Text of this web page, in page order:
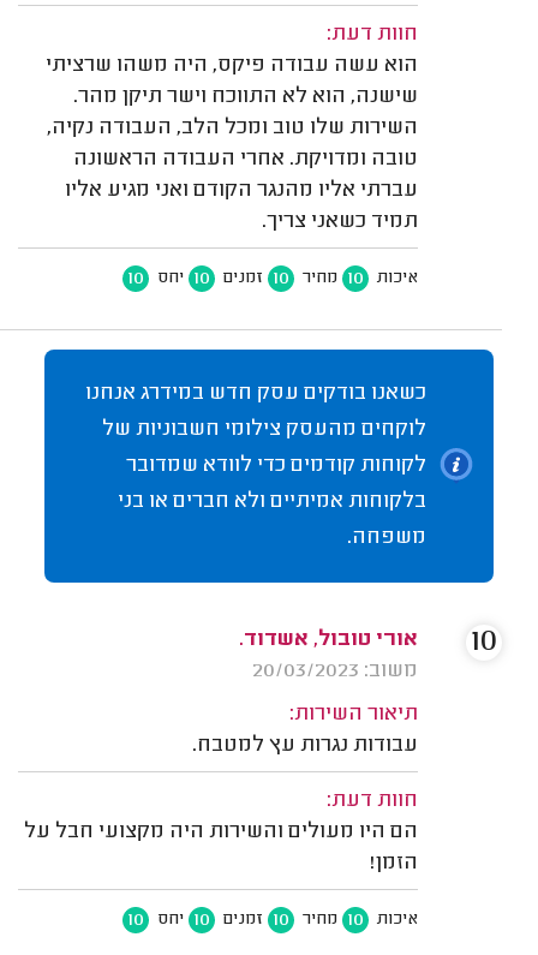
חוות דעת:
הוא עשה עבודה פיקס, היה משהו שרציתי
שישנה, הוא לא התווכח וישר תיקן מהר.
השירות שלו טוב ומכל הלב, העבודה נקיה,
טובה ומדויקת. אחרי העבודה הראשונה
עברתי אליו מהנגר הקודם ואני מגיע אליו
תמיד כשאני צריך.
איכות 10 מחיר 10 זמנים 10 יחס 10
כשאנו בודקים עסק חדש במידרג אנחנו
לוקחים מהעסק צילומי חשבוניות של
לקוחות קודמים כדי לוודא שמדובר
בלקוחות אמיתיים ולא חברים או בני
משפחה.
אורי טובול, אשדוד.
משוב: 20/03/2023
תיאור השירות:
עבודות נגרות עץ למטבח.
חוות דעת:
הם היו מעולים והשירות היה מקצועי חבל על
הזמן!
איכות 10 מחיר 10 זמנים 10 יחס 10
10